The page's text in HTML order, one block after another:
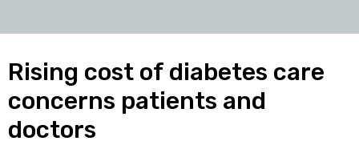
Rising cost of diabetes care
concerns patients and
doctors